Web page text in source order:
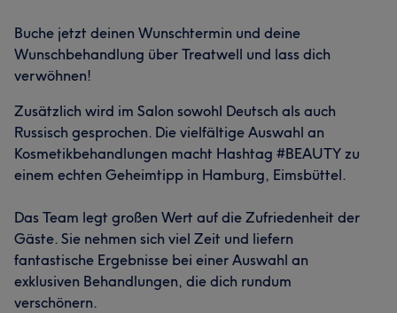
Buche jetzt deinen Wunschtermin und deine
Wunschbehandlung über Treatwell und lass dich
verwöhnen!
Zusätzlich wird im Salon sowohl Deutsch als auch
Russisch gesprochen. Die vielfältige Auswahl an
Kosmetikbehandlungen macht Hashtag #BEAUTY zu
einem echten Geheimtipp in Hamburg, Eimsbüttel.
Das Team legt großen Wert auf die Zufriedenheit der
Gäste. Sie nehmen sich viel Zeit und liefern
fantastische Ergebnisse bei einer Auswahl an
exklusiven Behandlungen, die dich rundum
verschönern.